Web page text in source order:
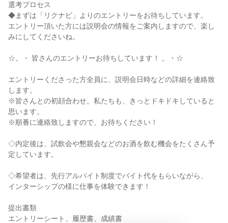
選考プロセス
◆まずは「リクナビ」よりのエントリーをお待ちしています。
エントリー頂いた方には説明会の情報をご案内しますので、楽し
みにしてくださいね。
☆。・ 皆さんのエントリーお待ちしています！ 。・☆
エントリーくださった方全員に、説明会日時などの詳細を連絡致
します。
※皆さんとの初顔合わせ。私たちも、きっとドキドキしていると
思います。
※順番に連絡致しますので、お待ちください！
◇内定後は、試飲会や懇親会などのお酒を飲む機会をたくさん予
定しています。
◇希望者は、先行アルバイト制度でバイト代をもらいながら、
インターシップの様に仕事を体験できます！
提出書類
エントリーシート、履歴書、成績書